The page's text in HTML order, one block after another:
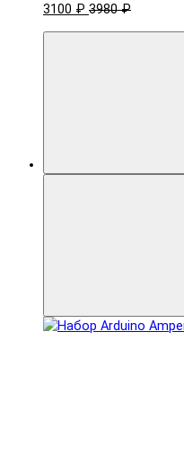
3100 ₽ 3980 ₽